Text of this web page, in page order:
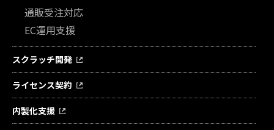
通販受注対応
EC運用支援
スクラッチ開発
ライセンス契約
内製化支援